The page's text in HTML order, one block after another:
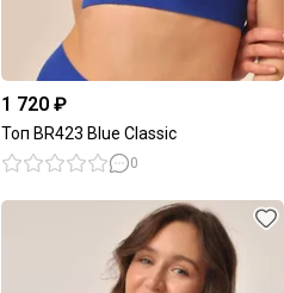
1 720 ₽
Топ BR423 Blue Classic
0